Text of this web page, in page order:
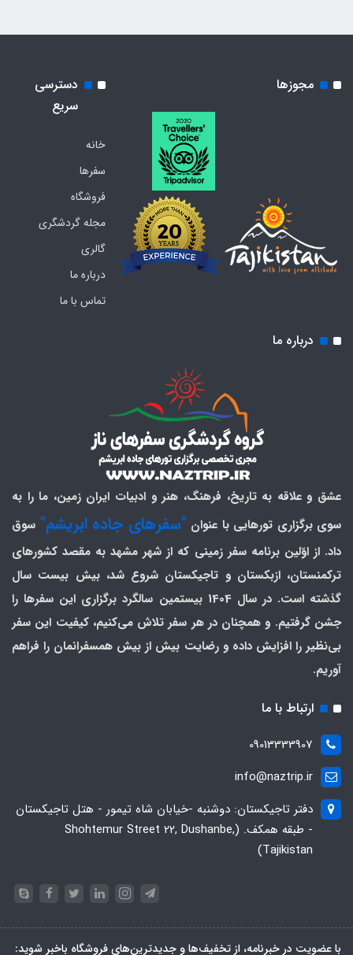
مجوزها
دسترسی
سریع
خانه
سفرها
فروشگاه
مجله گردشگری
گالری
درباره ما
تماس با ما
درباره ما
عشق و علاقه به تاریخ، فرهنگ، هنر و ادبیات ایران زمین، ما را به
سوی برگزاری تورهایی با عنوان "سفرهای جاده ابریشم" سوق
داد. از اوّلین برنامه سفر زمینی که از شهر مشهد به مقصد کشورهای
ترکمنستان، ازبکستان و تاجیکستان شروع شد، بیش بیست سال
گذشته است. در سال 1404 بیستمین سالگرد برگزاری این سفرها را
جشن گرفتیم. و همچنان در هر سفر تلاش می‌کنیم، کیفیت این سفر
بی‌نظیر را افزایش داده و رضایت بیش از بیش همسفرانمان را فراهم
آوریم.
ارتباط با ما
09013333907
info@naztrip.ir
دفتر تاجیکستان: دوشنبه -خیابان شاه تیمور - هتل تاجیکستان
- طبقه همکف. (Shohtemur Street 22, Dushanbe,
Tajikistan)
با عضویت در خبرنامه، از تخفیف‌ها و جدیدترین‌های فروشگاه باخبر شوید: